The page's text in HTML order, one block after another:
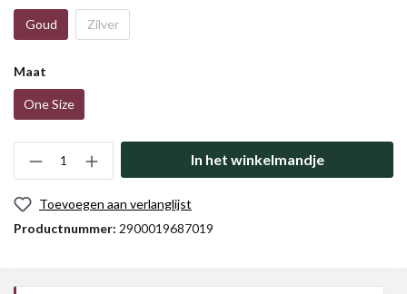
Goud Zilver
Maat
One Size
In het winkelmandje
Toevoegen aan verlanglijst
Productnummer: 2900019687019